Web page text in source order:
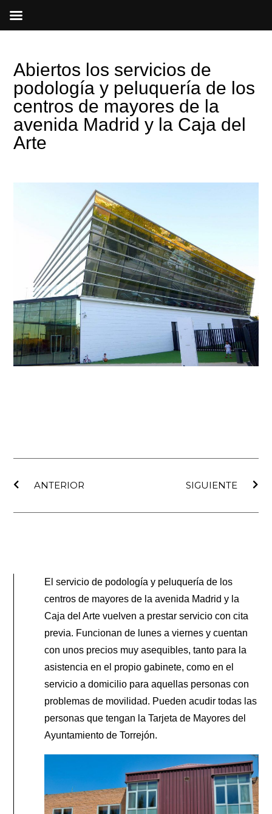
Abiertos los servicios de
podología y peluquería de los
centros de mayores de la
avenida Madrid y la Caja del
Arte
ANTERIOR
SIGUIENTE
El servicio de podología y peluquería de los
centros de mayores de la avenida Madrid y la
Caja del Arte vuelven a prestar servicio con cita
previa. Funcionan de lunes a viernes y cuentan
con unos precios muy asequibles, tanto para la
asistencia en el propio gabinete, como en el
servicio a domicilio para aquellas personas con
problemas de movilidad. Pueden acudir todas las
personas que tengan la Tarjeta de Mayores del
Ayuntamiento de Torrejón.